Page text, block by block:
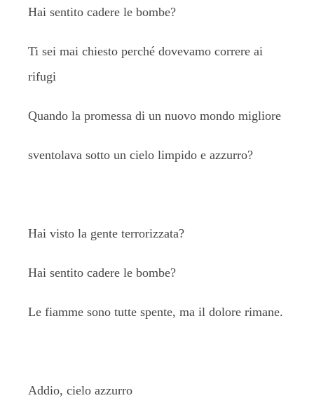
Hai sentito cadere le bombe?
Ti sei mai chiesto perché dovevamo correre ai
rifugi
Quando la promessa di un nuovo mondo migliore
sventolava sotto un cielo limpido e azzurro?
Hai visto la gente terrorizzata?
Hai sentito cadere le bombe?
Le fiamme sono tutte spente, ma il dolore rimane.
Addio, cielo azzurro